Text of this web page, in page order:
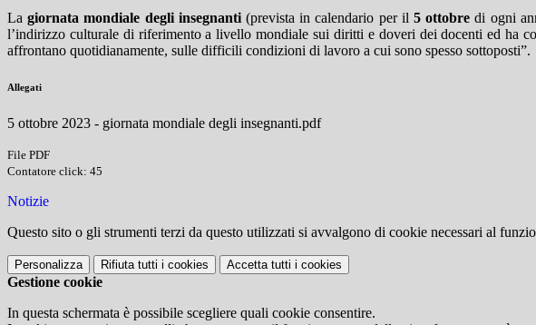
Lagiornata mondiale degli insegnanti(prevista in calendario per il 5 ottobre di ogni
l’indirizzo culturale di riferimento a livello mondiale sui diritti e doveri dei docenti ed ha
affrontano quotidianamente, sulle difficili condizioni di lavoro a cui sono spesso sottoposti”.
Allegati
5 ottobre 2023 - giornata mondiale degli insegnanti.pdf
File PDF
Contatore click: 45
Notizie
Questo sito o gli strumenti terzi da questo utilizzati si avvalgono di cookie necessari al
Personalizza Rifiuta tutti i cookies Accetta tutti i cookies
Gestione cookie
In questa schermata è possibile scegliere quali cookie consentire.